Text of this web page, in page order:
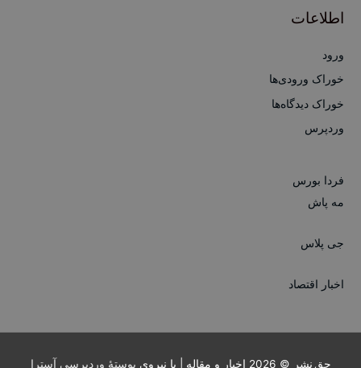
اطلاعات
ورود
خوراک ورودی‌ها
خوراک دیدگاه‌ها
وردپرس
فردا بورس
مه پاش
جی پلاس
اخبار اقتصاد
حق نشر © 2026 اخبار و مقاله | با نیروی پوستهٔ وردپرسی آسترا